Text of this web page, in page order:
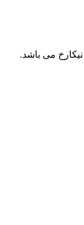
می باشد.